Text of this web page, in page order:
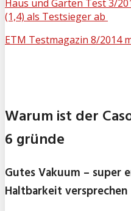
Haus und Garten Test 3/
(1,4) als Testsieger ab
ETM Testmagazin 8/2014
Warum ist der
6 gründe
Gutes Vakuum – super
Haltbarkeit